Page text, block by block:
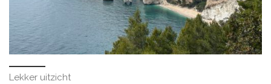
Lekker uitzicht